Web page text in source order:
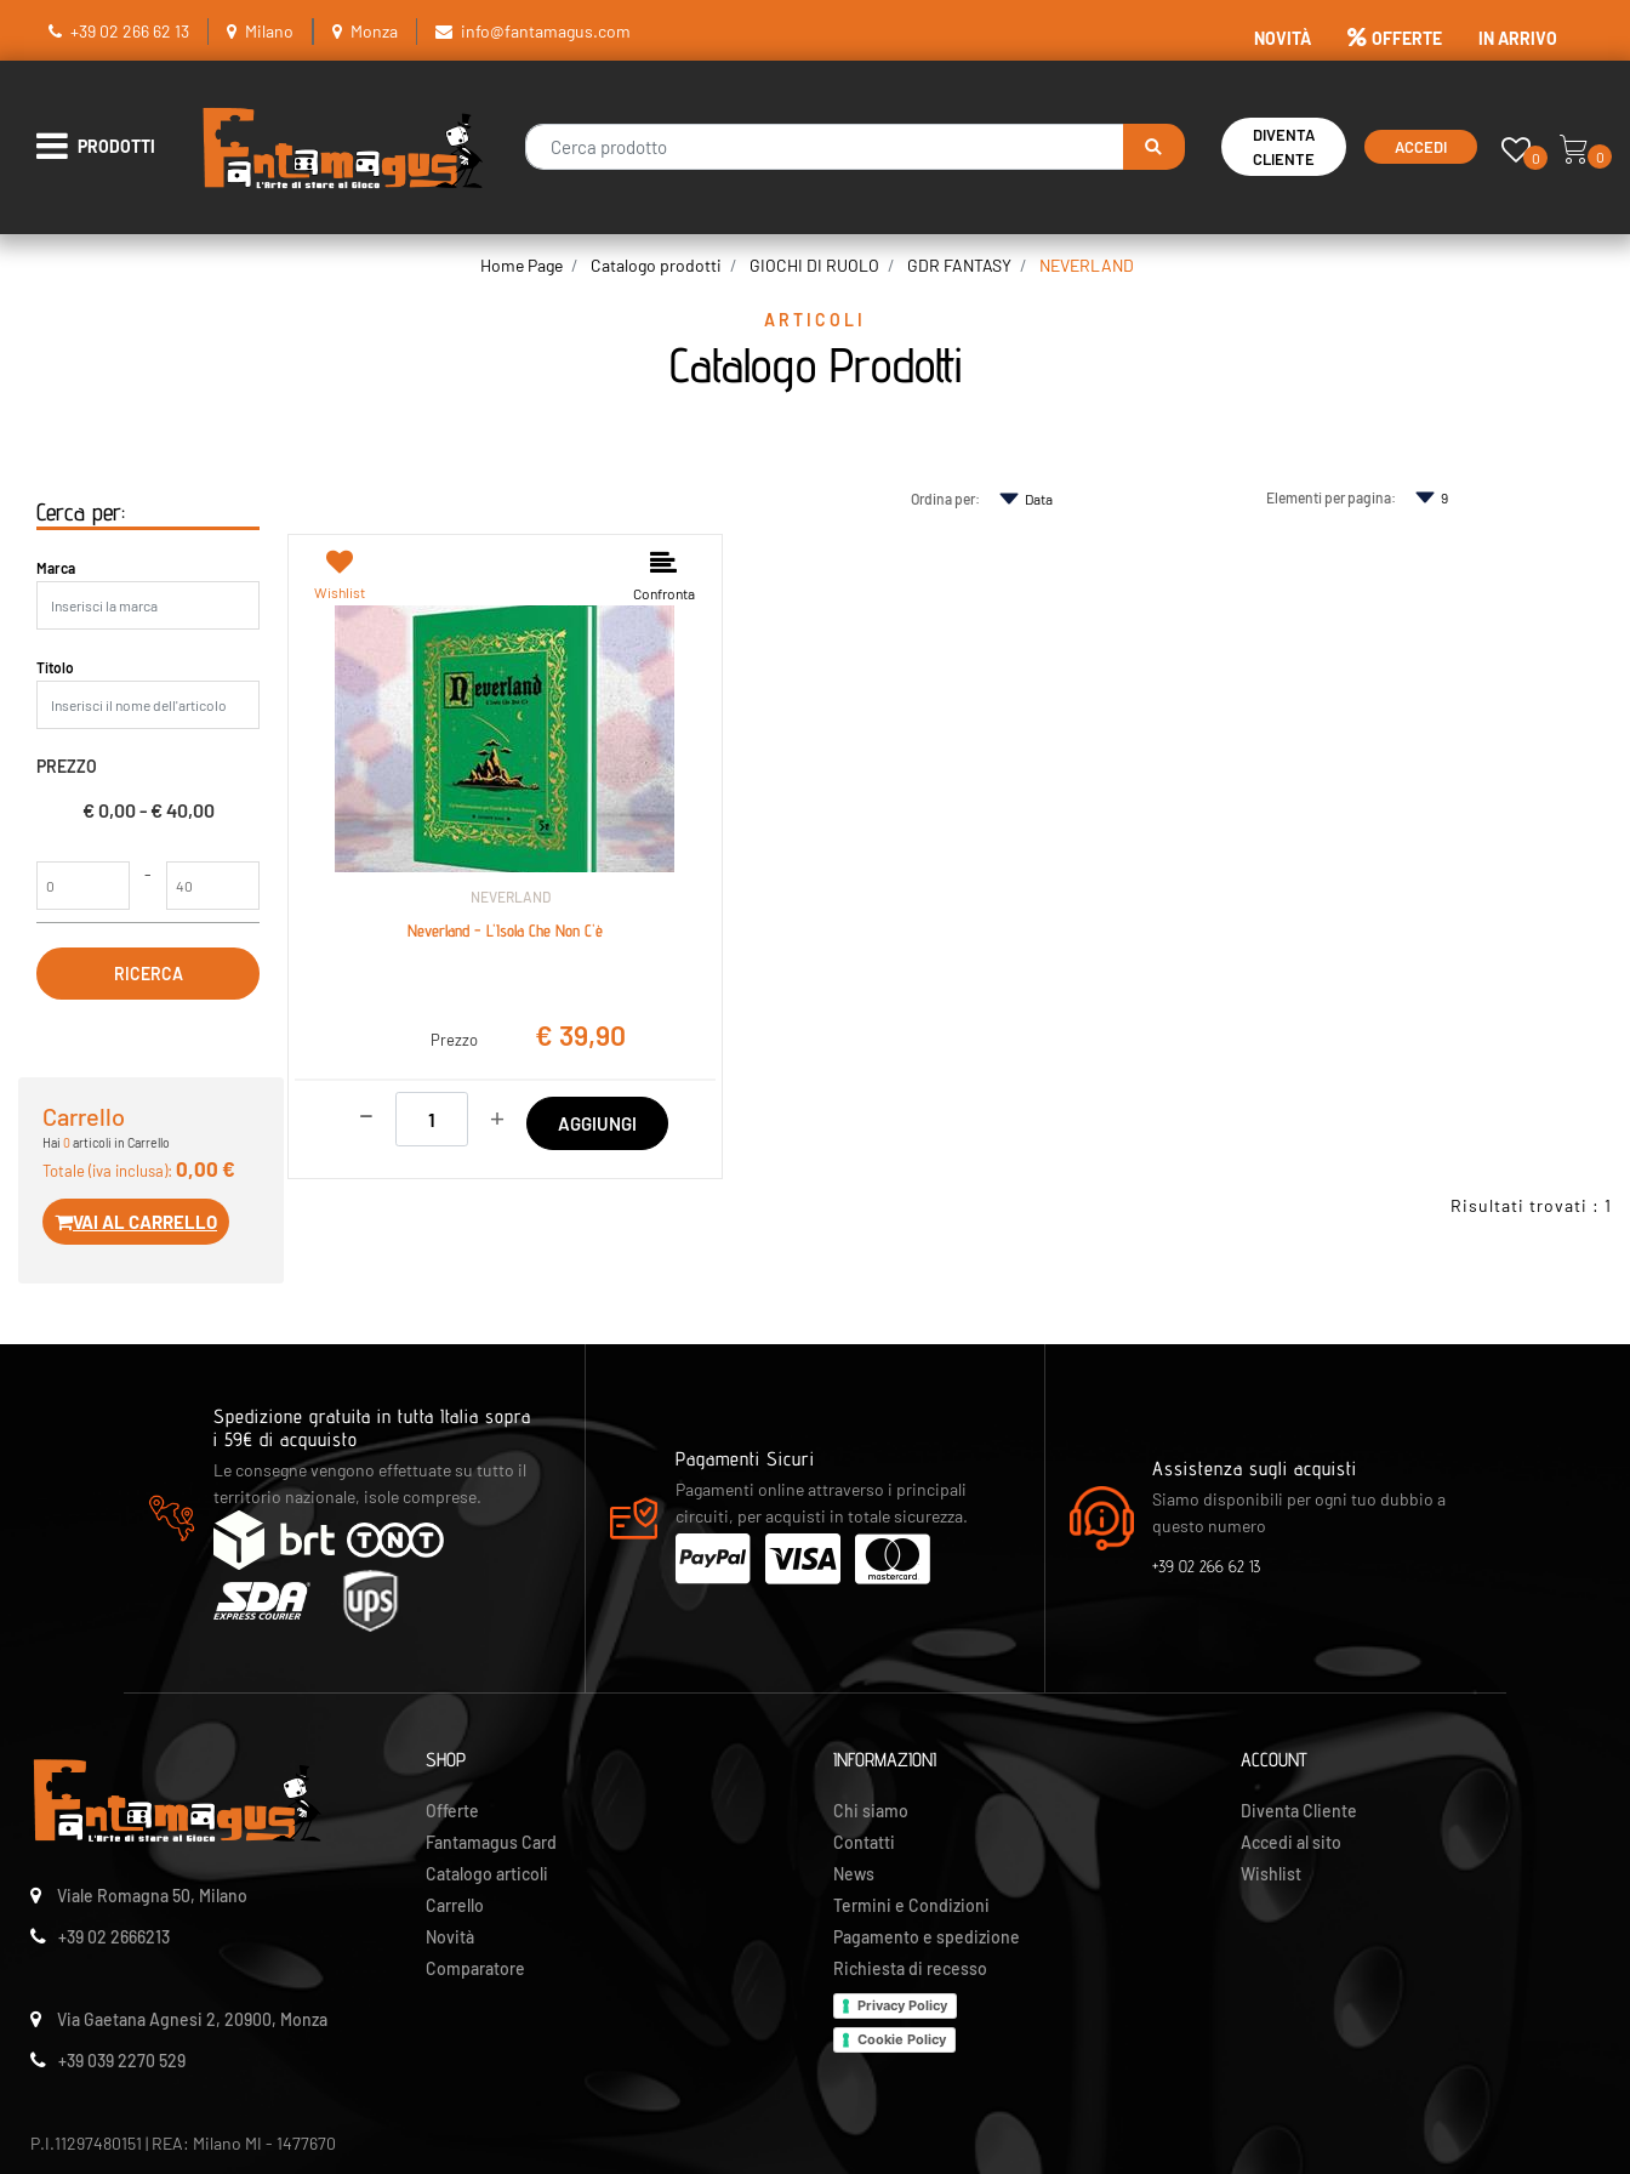
+39 02 266 62 13 Milano Monza info@fantamagus.com NOVITÀ OFFERTE IN ARRIVO
Open menu La modifica di un filtro aggiorna automaticamente gli altri filtri disponibili.
DIVENTA
CLIENTE
ACCEDI
0 0
Home Page Catalogo prodotti GIOCHI DI RUOLO GDR FANTASY NEVERLAND
ARTICOLI
Catalogo Prodotti
Cerca per:
La modifica di un filtro aggiorna automaticamente gli altri filtri disponibili.
Marca
Titolo
PREZZO
€ 0,00 - € 40,00
-
Carrello
Hai 0articoli in Carrello
Totale (iva inclusa): 0,00 €
VAI AL CARRELLO
Ordina per: Elementi per pagina:
Wishlist Confronta
NEVERLAND
Neverland - L'Isola Che Non C'è
Prezzo € 39,90
AGGIUNGI
Risultati trovati : 1
Spedizione gratuita in tutta Italia sopra
i 59€ di acquuisto
Le consegne vengono effettuate su tutto il
territorio nazionale, isole comprese.
Pagamenti Sicuri
Pagamenti online attraverso i principali
circuiti, per acquisti in totale sicurezza.
Assistenza sugli acquisti
Siamo disponibili per ogni tuo dubbio a
questo numero
+39 02 266 62 13
Viale Romagna 50, Milano
+39 02 2666213
Via Gaetana Agnesi 2, 20900, Monza
+39 039 2270 529
P.I.11297480151 | REA: Milano MI - 1477670
SHOP
Offerte
Fantamagus Card
Catalogo articoli
Carrello
Novità
Comparatore
INFORMAZIONI
Chi siamo
Contatti
News
Termini e Condizioni
Pagamento e spedizione
Richiesta di recesso
Privacy Policy
Cookie Policy
ACCOUNT
Diventa Cliente
Accedi al sito
Wishlist